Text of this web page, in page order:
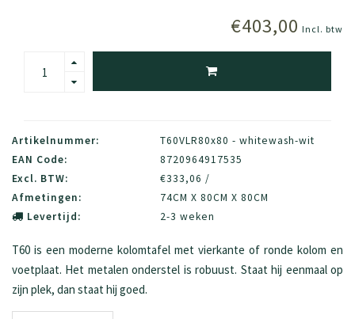
€403,00 Incl. btw
Artikelnummer:
T60VLR80x80 - whitewash-wit
EAN Code:
8720964917535
Excl. BTW:
€333,06 /
Afmetingen:
74CM X 80CM X 80CM
Levertijd:
2-3 weken
T60 is een moderne kolomtafel met vierkante of ronde kolom en
voetplaat. Het metalen onderstel is robuust. Staat hij eenmaal op
zijn plek, dan staat hij goed.